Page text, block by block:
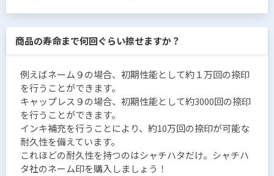
商品の寿命まで何回ぐらい捺せますか？
例えばネーム９の場合、初期性能として約１万回の捺印
を行うことができます。
キャップレス９の場合、初期性能として約3000回の捺印
を行うことができます。
インキ補充を行うことにより、約10万回の捺印が可能な
耐久性を備えています。
これほどの耐久性を持つのはシャチハタだけ。シャチハ
タ社のネーム印を購入しましょう！